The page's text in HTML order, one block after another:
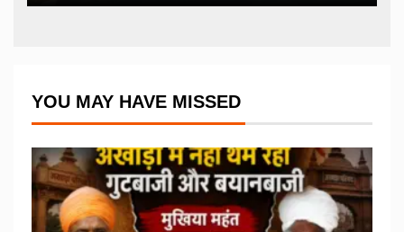
YOU MAY HAVE MISSED